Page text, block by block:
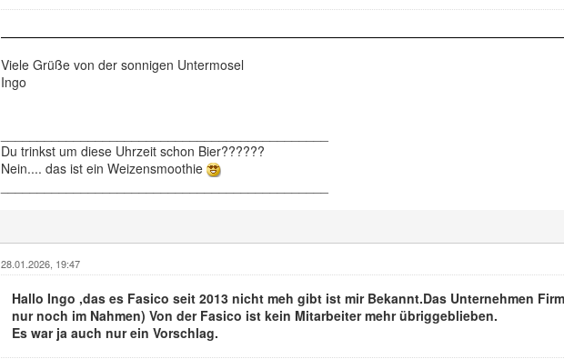
Viele Grüße von der sonnigen Untermosel
Ingo
Du trinkst um diese Uhrzeit schon Bier??????
Nein.... das ist ein Weizensmoothie
28.01.2026, 19:47
Hallo Ingo ,das es Fasico seit 2013 nicht meh gibt ist mir Bekannt.Das Unternehmen
nur noch im Nahmen) Von der Fasico ist kein Mitarbeiter mehr übriggeblieben.
Es war ja auch nur ein Vorschlag.